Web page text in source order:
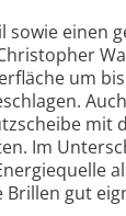
einen
um
mit
Im
Brillen gut